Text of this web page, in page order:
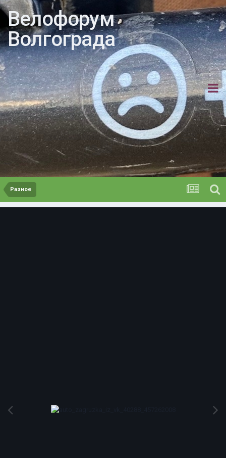
Велофорум
Волгограда
Разное